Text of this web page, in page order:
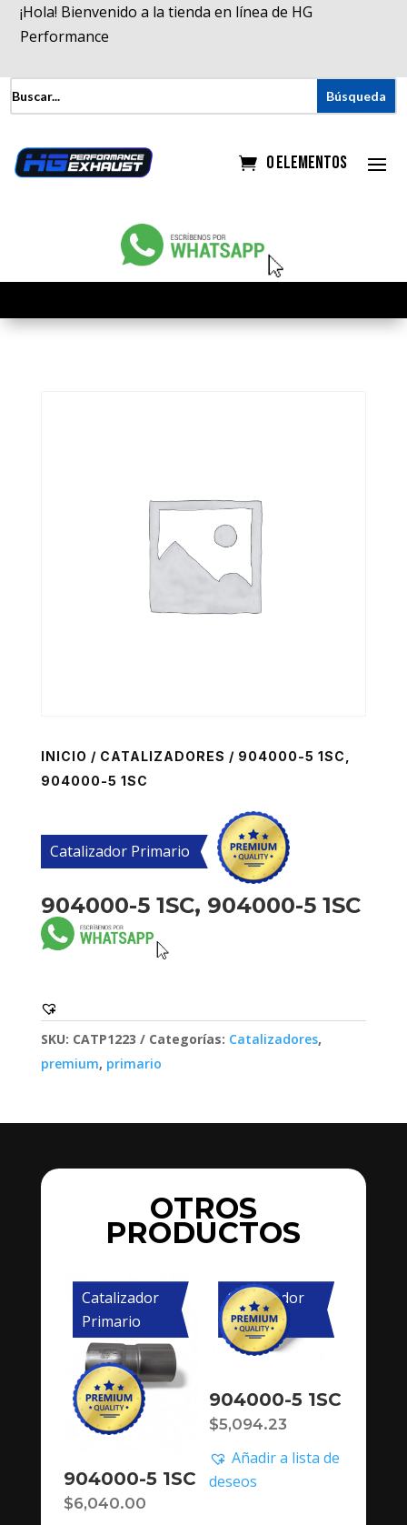
¡Hola! Bienvenido a la tienda en línea de HG
Performance
0 elementos
INICIO / CATALIZADORES / 904000-5 1SC,
904000-5 1SC
Catalizador Primario
904000-5 1SC, 904000-5 1SC
SKU: CATP1223 Categorías: Catalizadores,
premium, primario
OTROS
PRODUCTOS
Catalizador
Primario
904000-5 1SC
$6,040.00
Catalizador
Primario
904000-5 1SC
$5,094.23
Añadir a lista de
deseos